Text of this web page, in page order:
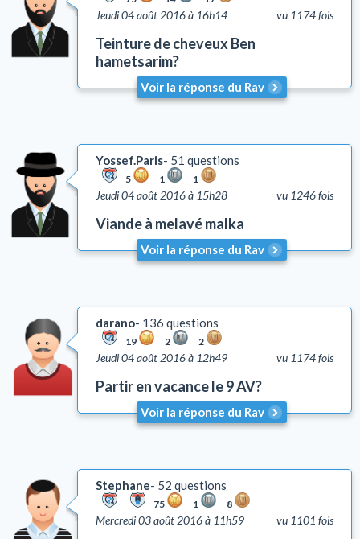
vu 1174 fois
Jeudi 04 août 2016 à 16h14
Teinture de cheveux Ben
hametsarim?
Voir la réponse du Rav
Yossef.Paris 51 questions
5 1 1
vu 1246 fois
Jeudi 04 août 2016 à 15h28
Viande à melavé malka
Voir la réponse du Rav
darano 136 questions
19 2 2
vu 1174 fois
Jeudi 04 août 2016 à 12h49
Partir en vacance le 9 AV?
Voir la réponse du Rav
Stephane 52 questions
75 1 8
vu 1101 fois
Mercredi 03 août 2016 à 11h59